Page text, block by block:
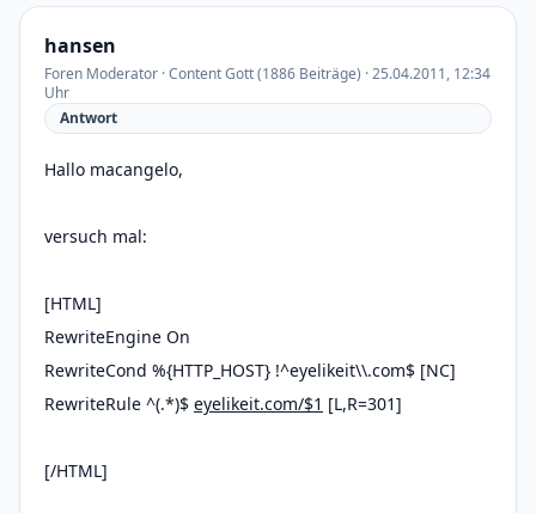
hansen
Foren Moderator · Content Gott (1886 Beiträge) · 25.04.2011, 12:34
Uhr
Antwort
Hallo macangelo,
versuch mal:
[HTML]
RewriteEngine On
RewriteCond %{HTTP_HOST} !^eyelikeit\\.com$ [NC]
RewriteRule ^(.*)$ eyelikeit.com/$1 [L,R=301]
[/HTML]